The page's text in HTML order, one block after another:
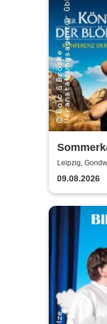
der
Kabarett
Leipzig,
09.08.2026